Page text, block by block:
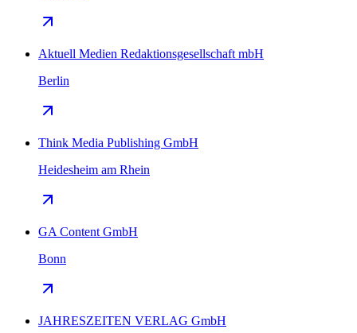
Aktuell Medien Redaktionsgesellschaft mbH
Berlin
Think Media Publishing GmbH
Heidesheim am Rhein
GA Content GmbH
Bonn
JAHRESZEITEN VERLAG GmbH